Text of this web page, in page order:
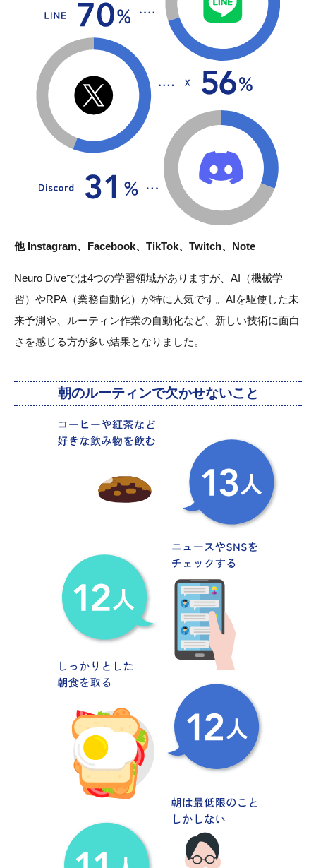
他 Instagram、Facebook、TikTok、Twitch、Note
Neuro Diveでは4つの学習領域がありますが、AI（機械学
習）やRPA（業務自動化）が特に人気です。AIを駆使した未
来予測や、ルーティン作業の自動化など、新しい技術に面白
さを感じる方が多い結果となりました。
朝のルーティンで欠かせないこと